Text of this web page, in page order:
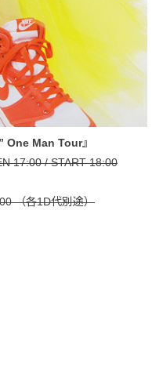
One Man Tour』
17:00 / START 18:00
（各1D代別途）